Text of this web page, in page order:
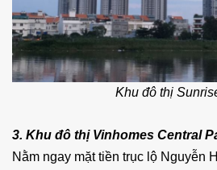
Khu đô thị
3. Khu đô thị Vinhomes Central
Nằm ngay mặt tiền trục lộ Nguyễn